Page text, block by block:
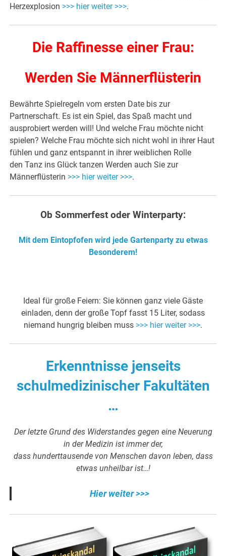
Herzexplosion >>> hier weiter >>>.
Die Raffinesse einer Frau:
Werden Sie Männerflüsterin
Bewährte Spielregeln vom ersten Date bis zur
Partnerschaft. Es ist ein Spiel, das Spaß macht und
ausprobiert werden will! Und welche Frau möchte nicht
spielen? Welche Frau möchte sich nicht wohl in ihrer Haut
fühlen und ganz entspannt in ihrer weiblichen Rolle
den Tanz ins Glück tanzen Werden auch Sie zur
Männerflüsterin >>> hier weiter >>>.
Ob Sommerfest oder Winterparty:
Mit dem Eintopfofen wird jede Gartenparty zu etwas
Besonderem!
Ideal für große Feiern: Sie können ganz viele Gäste
einladen, denn der große Topf fasst 15 Liter, sodass
niemand hungrig bleiben muss >>> hier weiter >>>.
Erkenntnisse jenseits
schulmedizinischer Fakultäten
…
Der letzte Grund des Widerstandes gegen eine Neuerung
in der Medizin ist immer der,
dass hunderttausende von Menschen davon leben, dass
etwas unheilbar ist…!
Hier weiter >>>